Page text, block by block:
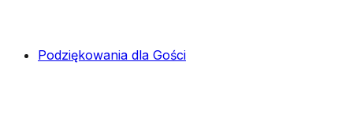
Podziękowania dla Gości